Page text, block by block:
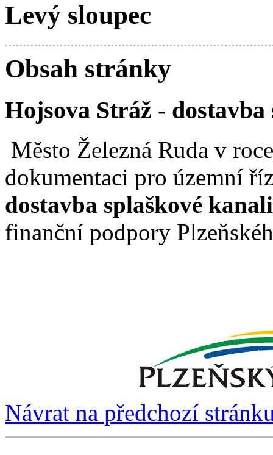
Levý sloupec
Obsah stránky
Hojsova Stráž -
Město Železná Ruda v
dokumentaci pro územní
dostavba splaškové
finanční podpory
Návrat na předchozí